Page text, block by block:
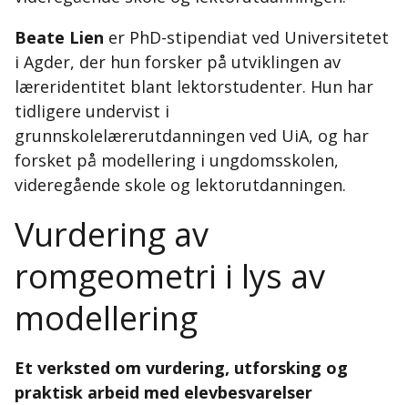
Beate Lien er PhD-stipendiat ved Universitetet
i Agder, der hun forsker på utviklingen av
læreridentitet blant lektorstudenter. Hun har
tidligere undervist i
grunnskolelærerutdanningen ved UiA, og har
forsket på modellering i ungdomsskolen,
videregående skole og lektorutdanningen.
Vurdering av
romgeometri i lys av
modellering
Et verksted om vurdering, utforsking og
praktisk arbeid med elevbesvarelser